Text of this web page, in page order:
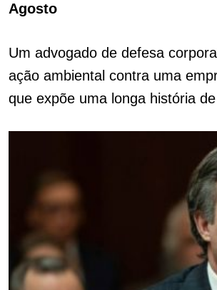
Agosto
Um advogado de defesa
ação ambiental contra uma
que expõe uma longa história